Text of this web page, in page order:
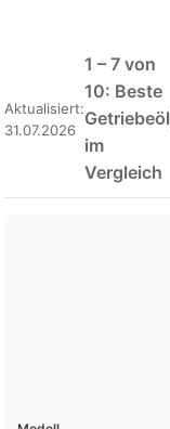
Aktualisiert:
31.07.2026
1 – 7 von
10: Beste
Getriebeöl
im
Vergleich